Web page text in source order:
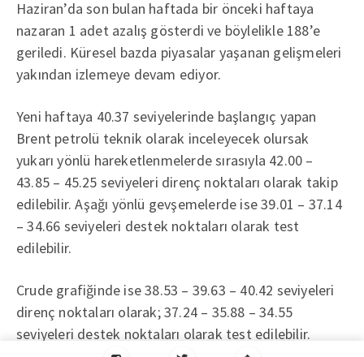
Haziran’da son bulan haftada bir önceki haftaya
nazaran 1 adet azalış gösterdi ve böylelikle 188’e
geriledi. Küresel bazda piyasalar yaşanan gelişmeleri
yakından izlemeye devam ediyor.
Yeni haftaya 40.37 seviyelerinde başlangıç yapan
Brent petrolü teknik olarak inceleyecek olursak
yukarı yönlü hareketlenmelerde sırasıyla 42.00 –
43.85 – 45.25 seviyeleri direnç noktaları olarak takip
edilebilir. Aşağı yönlü gevşemelerde ise 39.01 – 37.14
– 34.66 seviyeleri destek noktaları olarak test
edilebilir.
Crude grafiğinde ise 38.53 – 39.63 – 40.42 seviyeleri
direnç noktaları olarak; 37.24 – 35.88 – 34.55
seviyeleri destek noktaları olarak test edilebilir.